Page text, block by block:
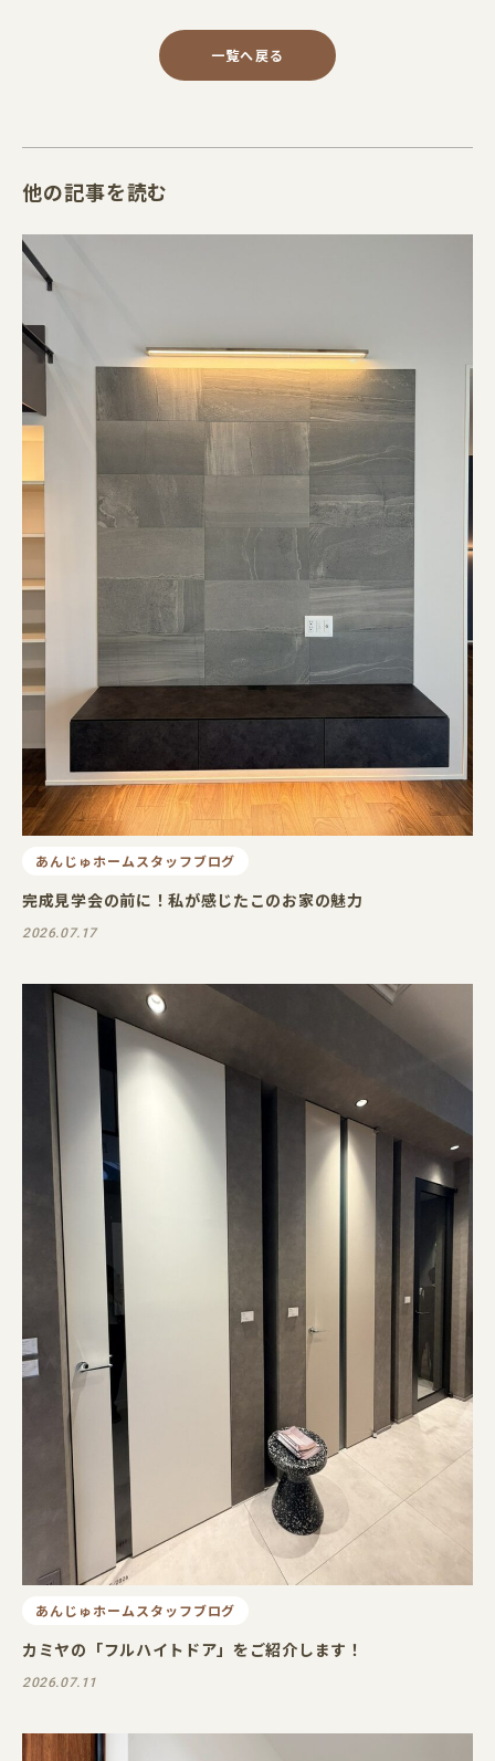
一覧へ戻る
他の記事を読む
あんじゅホームスタッフブログ
完成見学会の前に！私が感じたこのお家の魅力
2026.07.17
あんじゅホームスタッフブログ
カミヤの「フルハイトドア」をご紹介します！
2026.07.11